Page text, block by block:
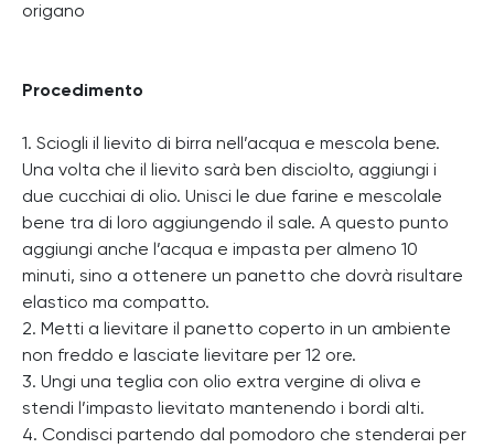
origano
Procedimento
1. Sciogli il lievito di birra nell’acqua e mescola bene.
Una volta che il lievito sarà ben disciolto, aggiungi i
due cucchiai di olio. Unisci le due farine e mescolale
bene tra di loro aggiungendo il sale. A questo punto
aggiungi anche l’acqua e impasta per almeno 10
minuti, sino a ottenere un panetto che dovrà risultare
elastico ma compatto.
2. Metti a lievitare il panetto coperto in un ambiente
non freddo e lasciate lievitare per 12 ore.
3. Ungi una teglia con olio extra vergine di oliva e
stendi l’impasto lievitato mantenendo i bordi alti.
4. Condisci partendo dal pomodoro che stenderai per